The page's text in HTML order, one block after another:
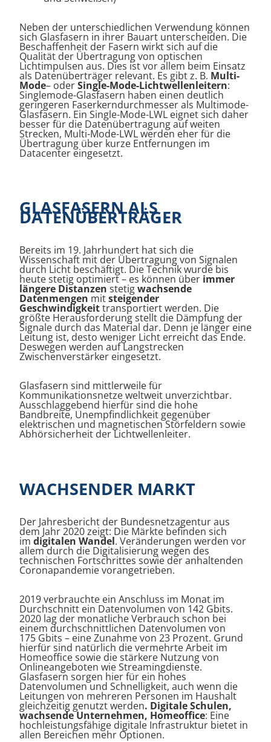
Neben der unterschiedlichen Verwendung können
sich Glasfasern in ihrer Bauart unterscheiden. Die
Beschaffenheit der Fasern wirkt sich auf die
Qualität der Übertragung von optischen
Lichtimpulsen aus. Dies ist vor allem beim Einsatz
als Datenüberträger relevant. Es gibt z. B. Multi-
Mode– oderSingle-Mode-Lichtwellenleitern:
Singlemode-Glasfasern haben einen deutlich
geringeren Faserkerndurchmesser als Multimode-
Glasfasern. Ein Single-Mode-LWL eignet sich daher
besser für die Datenübertragung auf weiten
Strecken, Multi-Mode-LWL werden eher für die
Übertragung über kurze Entfernungen im
Datacenter eingesetzt.
GLASFASERN ALS
DATENÜBERTRÄGER
Bereits im 19. Jahrhundert hat sich die
Wissenschaft mit der Übertragung von Signalen
durch Licht beschäftigt. Die Technik wurde bis
heute stetig optimiert – es können über immer
längere Distanzen stetigwachsende
Datenmengen mitsteigender
Geschwindigkeittransportiert werden. Die
größte Herausforderung stellt die Dämpfung der
Signale durch das Material dar. Denn je länger eine
Leitung ist, desto weniger Licht erreicht das Ende.
Deswegen werden auf Langstrecken
Zwischenverstärker eingesetzt.
Glasfasern sind mittlerweile für
Kommunikationsnetze weltweit unverzichtbar.
Ausschlaggebend hierfür sind die hohe
Bandbreite, Unempfindlichkeit gegenüber
elektrischen und magnetischen Störfeldern sowie
Abhörsicherheit der Lichtwellenleiter.
WACHSENDER MARKT
Der Jahresbericht der Bundesnetzagentur aus
dem Jahr 2020 zeigt: Die Märkte befinden sich
im digitalen Wandel. Veränderungen werden vor
allem durch die Digitalisierung wegen des
technischen Fortschrittes sowie der anhaltenden
Coronapandemie vorangetrieben.
2019 verbrauchte ein Anschluss im Monat im
Durchschnitt ein Datenvolumen von 142 Gbits.
2020 lag der monatliche Verbrauch schon bei
einem durchschnittlichen Datenvolumen von
175 Gbits – eine Zunahme von 23 Prozent. Grund
hierfür sind natürlich die vermehrte Arbeit im
Homeoffice sowie die stärkere Nutzung von
Onlineangeboten wie Streamingdienste.
Glasfasern sorgen hier für ein hohes
Datenvolumen und Schnelligkeit, auch wenn die
Leitungen von mehreren Personen im Haushalt
gleichzeitig genutzt werden. Digitale Schulen,
wachsende Unternehmen, Homeoffice: Eine
hochleistungsfähige digitale Infrastruktur bietet in
allen Bereichen mehr Optionen.